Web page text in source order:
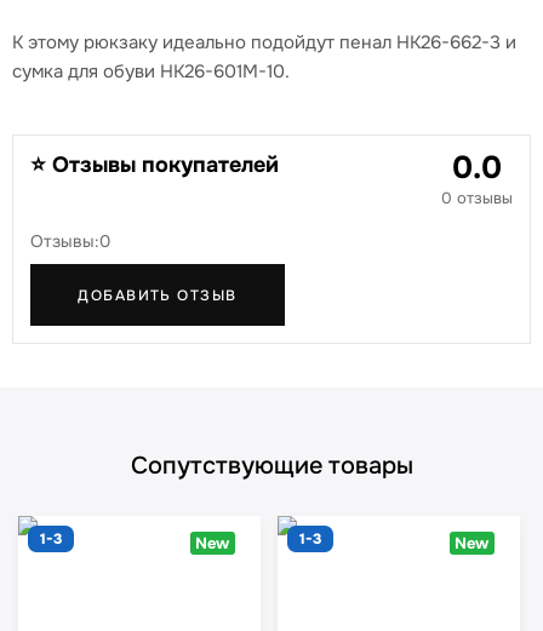
К этому рюкзаку идеально подойдут пенал HK26-662-3 и
сумка для обуви HK26-601M-10.
⭐ Отзывы покупателей 0.0
0 отзывы
Отзывы:0
ДОБАВИТЬ ОТЗЫВ
Сопутствующие товары
1-3 New 1-3 New